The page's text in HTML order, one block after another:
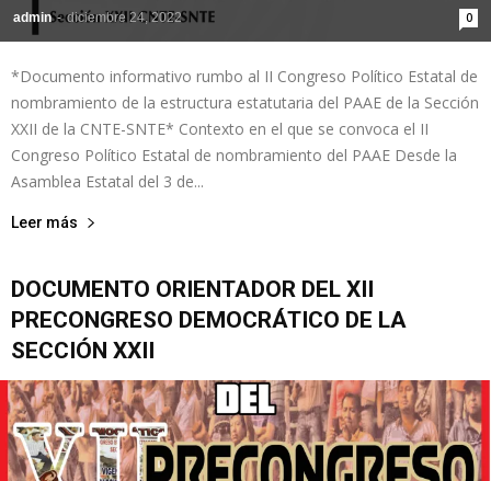
admin - diciembre 24, 2022 0
*Documento informativo rumbo al II Congreso Político Estatal de
nombramiento de la estructura estatutaria del PAAE de la Sección
XXII de la CNTE-SNTE* Contexto en el que se convoca el II
Congreso Político Estatal de nombramiento del PAAE Desde la
Asamblea Estatal del 3 de...
Leer más
DOCUMENTO ORIENTADOR DEL XII
PRECONGRESO DEMOCRÁTICO DE LA
SECCIÓN XXII